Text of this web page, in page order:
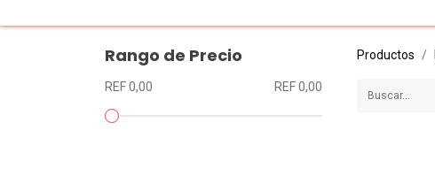
Rango de Precio
REF 0,00 REF 0,00
Productos